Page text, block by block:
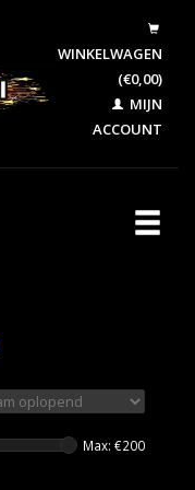
WINKELWAGEN
(€0,00)
MIJN
ACCOUNT
Max: €200